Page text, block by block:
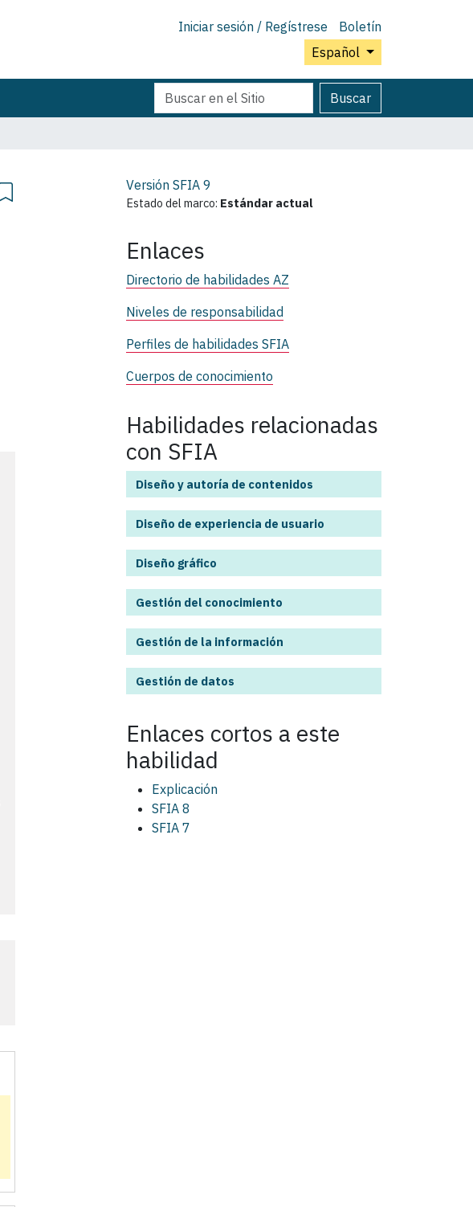
Iniciar sesión / Regístrese
Boletín
Español
Buscar Buscar
Búsqueda
Avanzada…
Versión SFIA 9
Estado del marco: Estándar actual
Enlaces
Directorio de habilidades AZ
Niveles de responsabilidad
Perfiles de habilidades SFIA
Cuerpos de conocimiento
Habilidades relacionadas
con SFIA
Diseño y autoría de contenidos
Diseño de experiencia de usuario
Diseño gráfico
Gestión del conocimiento
Gestión de la información
Gestión de datos
Enlaces cortos a este
habilidad
Explicación
SFIA 8
SFIA 7